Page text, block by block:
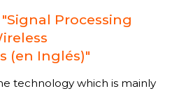
Processing
(en Inglés)"
technology which is mainly